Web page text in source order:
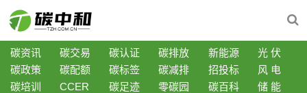
碳资讯 碳交易 碳认证 碳排放 新能源
光 伏
碳政策
碳配额 碳标签 碳减排 招投标
风 电
碳培训
CCER 碳足迹 零碳园 碳百科 储 能